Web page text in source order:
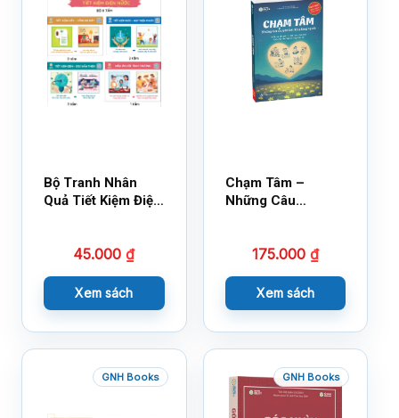
Bộ Tranh Nhân
Quả Tiết Kiệm Điện
45.000₫
Xem sách
Chạm Tâm –
Những Câu
175.000 ₫
Xem sách
GNH Books GNH Books